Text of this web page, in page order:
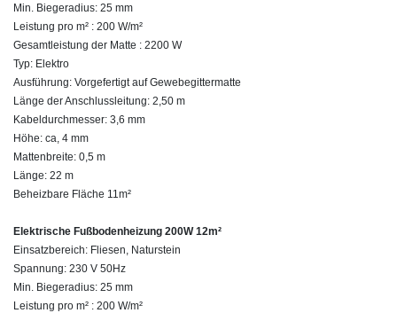
Min. Biegeradius: 25 mm
Leistung pro m² : 200 W/m²
Gesamtleistung der Matte : 2200 W
Typ: Elektro
Ausführung: Vorgefertigt auf Gewebegittermatte
Länge der Anschlussleitung: 2,50 m
Kabeldurchmesser: 3,6 mm
Höhe: ca, 4 mm
Mattenbreite: 0,5 m
Länge: 22 m
Beheizbare Fläche 11m²
Elektrische Fußbodenheizung 200W 12m²
Einsatzbereich: Fliesen, Naturstein
Spannung: 230 V 50Hz
Min. Biegeradius: 25 mm
Leistung pro m² : 200 W/m²